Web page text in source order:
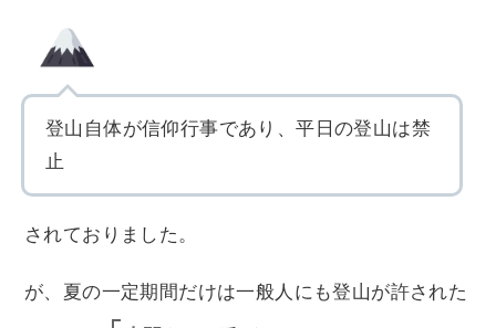
登山自体が信仰行事であり、平日の登山は禁
止
されておりました。
が、夏の一定期間だけは一般人にも登山が許された